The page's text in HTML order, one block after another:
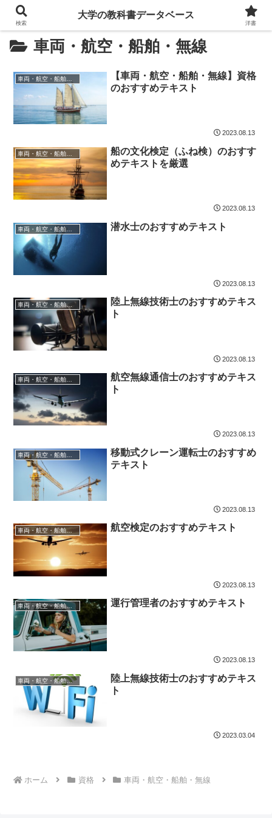
車両・航空・船舶・無線
車両・航空・船舶・無線
【車両・航空・船舶・無線】資格
のおすすめテキスト
2023.08.13
車両・航空・船舶・無線
船の文化検定（ふね検）のおすす
めテキストを厳選
2023.08.13
車両・航空・船舶・無線 潜水士のおすすめテキスト
2023.08.13
車両・航空・船舶・無線
陸上無線技術士のおすすめテキス
ト
2023.08.13
車両・航空・船舶・無線
航空無線通信士のおすすめテキス
ト
2023.08.13
車両・航空・船舶・無線
移動式クレーン運転士のおすすめ
テキスト
2023.08.13
車両・航空・船舶・無線 航空検定のおすすめテキスト
2023.08.13
車両・航空・船舶・無線 運行管理者のおすすめテキスト
2023.08.13
車両・航空・船舶・無線
陸上無線技術士のおすすめテキス
ト
2023.03.04
ホーム 資格 車両・航空・船舶・無線
検索
大学の教科書データベース
洋書